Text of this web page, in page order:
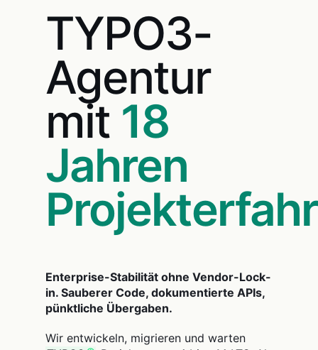
TYPO3-
Agentur
mit 18
Jahren
Enterprise-Stabilität ohne Vendor-Lock-
in. Sauberer Code, dokumentierte APIs,
pünktliche Übergaben.
Wir entwickeln, migrieren und warten